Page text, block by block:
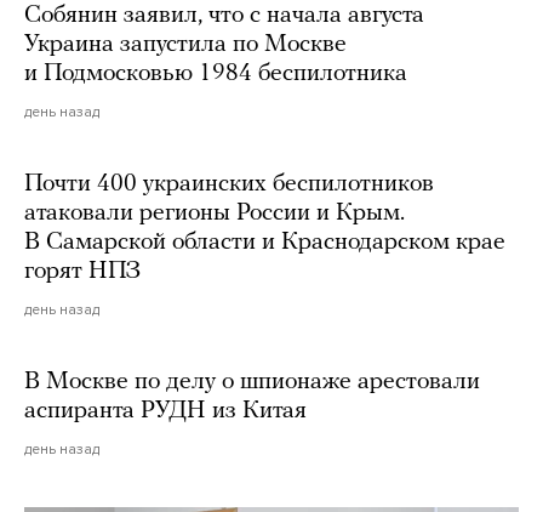
Собянин заявил, что с начала августа
Украина запустила по Москве
и Подмосковью 1984 беспилотника
день назад
Почти 400 украинских беспилотников
атаковали регионы России и Крым.
В Самарской области и Краснодарском крае
горят НПЗ
день назад
В Москве по делу о шпионаже арестовали
аспиранта РУДН из Китая
день назад